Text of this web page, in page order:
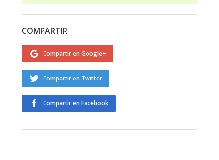
COMPARTIR
Compartir en Google+
Compartir en Twitter
Compartir en Facebook